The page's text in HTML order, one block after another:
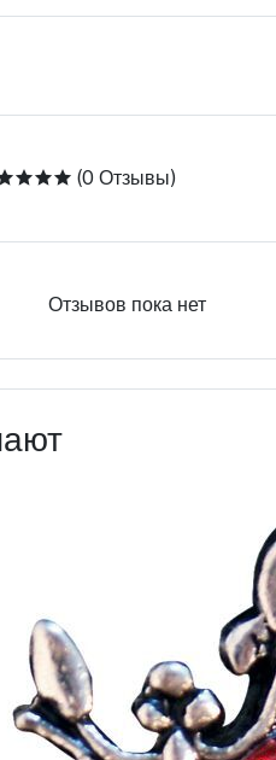
(0 Отзывы)
Отзывов пока нет